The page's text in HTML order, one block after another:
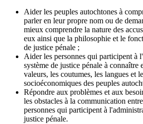
Aider les peuples autochtones à
parler en leur propre nom ou de
mieux comprendre la nature des
eux ainsi que la philosophie et le
de justice pénale ;
Aider les personnes qui participent à
système de justice pénale à connaître
valeurs, les coutumes, les langues et
socioéconomiques des peuples
Répondre aux problèmes et aux
les obstacles à la communication
personnes qui participent à
justice pénale.